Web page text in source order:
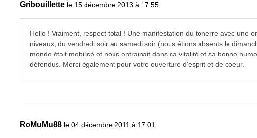
Gribouillette le 15 décembre 2013 à 17:55
Hello ! Vraiment, respect total ! Une manifestation du tonerre avec une
niveaux, du vendredi soir au samedi soir (nous étions absents le
monde était mobilisé et nous entrainait dans sa vitalité et sa bonne
défendus. Merci également pour votre ouverture d'esprit et de coeur.
RoMuMu88 le 04 décembre 2011 à 17:01